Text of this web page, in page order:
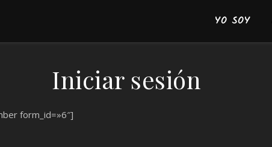
YO SOY
Iniciar sesión
form_id=»6″]